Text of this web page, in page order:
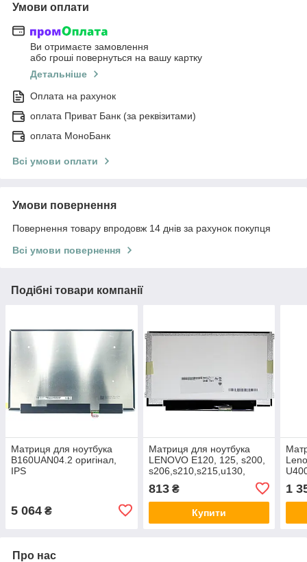
Умови оплати
Ви отримаєте замовлення
або гроші повернуться на вашу картку
Детальніше
Оплата на рахунок
оплата Приват Банк (за реквізитами)
оплата МоноБанк
Всі умови оплати
Умови повернення
Повернення товару впродовж 14 днів за рахунок покупця
Всі умови повернення
Подібні товари компанії
Матриця для ноутбука
B160UAN04.2 оригінал,
IPS
5 064 ₴
Матриця для ноутбука
LENOVO E120, 125, s200,
s206,s210,s215,u130,
X130,X150
813₴
Купити
1
Про нас